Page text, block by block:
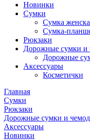
Новинки
Сумки
Сумка
Сумка-
Рюкзаки
Дорожные сумки и
Дорожные
Аксессуары
Косметички
Главная
Сумки
Рюкзаки
Дорожные сумки и
Аксессуары
Новинки